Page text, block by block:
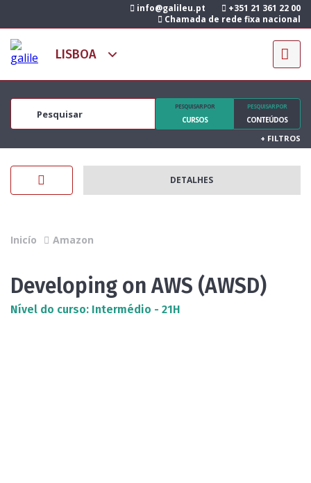
info@galileu.pt
+351 21 361 22 00
Chamada de rede fixa nacional
PESQUISAR POR
CURSOS
PESQUISAR POR
CONTEÚDOS
+ FILTROS
DETALHES
Inicío Amazon
Developing on AWS (AWSD)
Nível do curso: Intermédio - 21H